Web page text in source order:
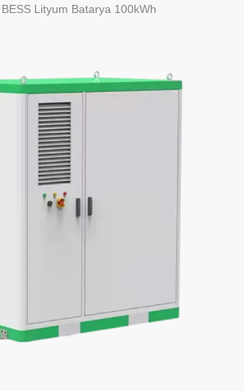
BESS Lityum Batarya 100kWh